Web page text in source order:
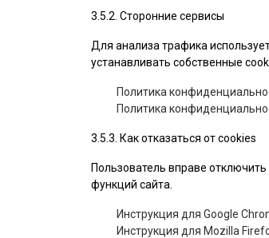
3.5.2. Сторонние сервисы
Для анализа трафика
устанавливать собственные
Политика
Политика
3.5.3. Как отказаться от cookies
Пользователь вправе
функций сайта.
Инструкция для Google
Инструкция для Mozilla